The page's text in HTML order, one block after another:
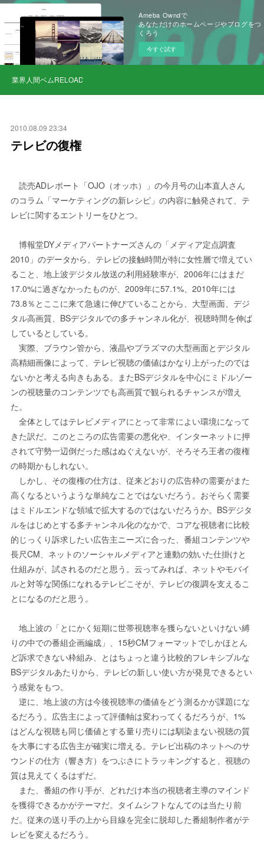
Ameba Owndで
あなただけのホームページやブログをつ
くろう
今すぐ試す
業界人間ベムRELOAD
2010.08.09 23:34
テレビの復権
読売ADレポート「OJO（オッホ）」の今月号の山本直人さん
のコラム「マーケティングの新レシピ」の内容に触発されて、テ
レビに関するエントリーをひとつ。
博報堂DYメディアパートナーズさんの「メディア定点調査
2010」のデータから、テレビの接触時間が特に女性層で増えてい
ること、地上波デジタル放送の利用経験率が、2006年にはまだ
17.0%に過ぎなかったものが、2009年に57.1%、2010年には
73.8％とここに来て急速に伸びていることから、大型画面、デジ
タル高画質、BSデジタルでの多チャンネル化が、視聴時間を伸ば
しているとしている。
実際、ブラウン管から、液晶やプラズマの大型画面とデジタル
高精細画像によって、テレビ視聴の価値はかなり上がったのでは
ないかと考える向きもある。またBSデジタルを中心にミドルゾー
ンの視聴量のコンテンツでも高画質で観られるチャンスが増え
た。
全体としてはテレビメディアにとって非常によい環境になって
きた訳だ。このところの広告需要の悪化や、インターネットに押
されて守勢一辺倒だった感はぬぐえないが、そろそろ王者の復権
の時期かもしれない。
しかし、その復権の仕方は、従来どおりの広告枠の需要がまた
高くなるというような単純なことではないだろう。おそらく需要
はミドルエンドな領域で拡大するのではないだろうか。BSデジタ
ルをはじめとする多チャンネル化のなかで、コアな視聴者に比較
的じっくり訴求したい広告主ニーズに合った、番組コンテンツや
長尺CM、ネットのソーシャルメディアと連動の効いた仕掛けと
仕組みが、試されるのだと思う。云ってみれば、ネットやモバイ
ルと対等な関係になれるテレビこそが、テレビの復調を支えるこ
とになるのだと思う。
地上波の「とにかく短期に世帯視聴率を獲らないといけない縛
りの中での番組企画編成」、15秒CMフォーマットでしかほとん
ど訴求できない枠組み、とはちょっと違う比較的フレキシブルな
BSデジタルあたりから、テレビの新しい使い方が発見できるとい
う感覚をもつ。
逆に、地上波の方は今後視聴率の価値をどう測るかが課題にな
るだろう。広告主によって評価軸は変わってくるだろうが、1%
はどんな視聴も同じ価値とする量り売りには馴染まない視聴の質
を大事にする広告主が確実に増える。テレビ出稿のネットへのサ
ウンドの仕方（響き方）をつぶさにトラッキングすると、視聴の
質は見えてくるはずだ。
また、番組の作り手が、どれだけ本当の視聴者主導のマインド
を獲得できるかがテーマだ。タイムシフトなんてのは当たり前
だ。従来の送り手の上から目線を完全に脱却した番組制作者がテ
レビを変えるだろう。